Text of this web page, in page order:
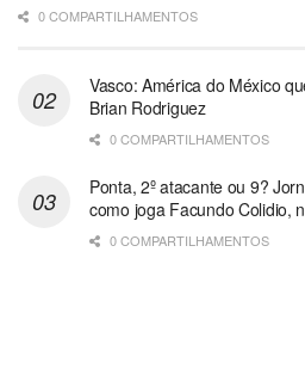
0 COMPARTILHAMENTOS
Vasco: América do México
Brian Rodriguez
0 COMPARTILHAMENTOS
Ponta, 2º atacante ou 9?
como joga Facundo Colidio,
0 COMPARTILHAMENTOS